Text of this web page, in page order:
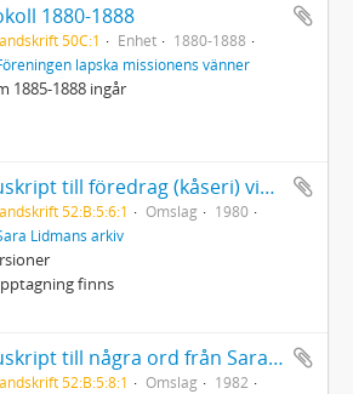
1880-1888
50C:1 Enhet
1880-1888
lapska missionens vänner
1885-1888 ingår
Manuskript till föredrag (kåseri) vid Luleå Tekniska högskola "Brödet" 29/1 1980
52:B:5:6:1 Omslag
1980
Lidmans arkiv
finns
Manuskript till några ord från Sara vid Birgit Ståhl-Nybergs jordfästning
52:B:5:8:1 Omslag
1982